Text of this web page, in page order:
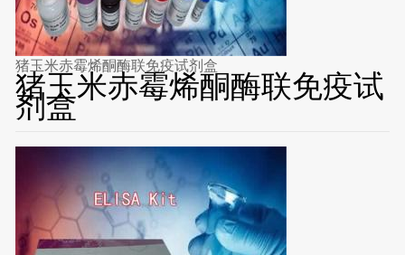
猪玉米赤霉烯酮酶联免疫试剂盒
猪玉米赤霉烯酮酶联免疫试
剂盒